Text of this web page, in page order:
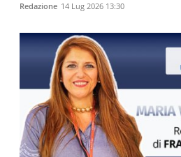
Redazione 14 Lug 2026 13:30